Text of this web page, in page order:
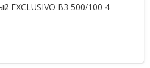
EXCLUSIVO B3 500/100 4